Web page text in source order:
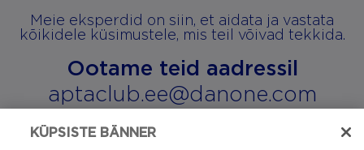
Meie eksperdid on siin, et aidata ja vastata
kõikidele küsimustele, mis teil võivad tekkida.
Ootame teid aadressil
aptaclub.ee@danone.com
KÜPSISTE BÄNNER